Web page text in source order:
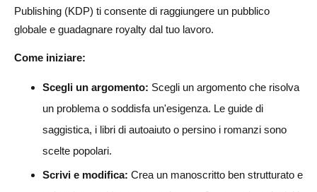
Publishing (KDP) ti consente di raggiungere un pubblico
globale e guadagnare royalty dal tuo lavoro.
Come iniziare:
Scegli un argomento: Scegli un argomento che risolva
un problema o soddisfa un'esigenza. Le guide di
saggistica, i libri di autoaiuto o persino i romanzi sono
scelte popolari.
Scrivi e modifica: Crea un manoscritto ben strutturato e